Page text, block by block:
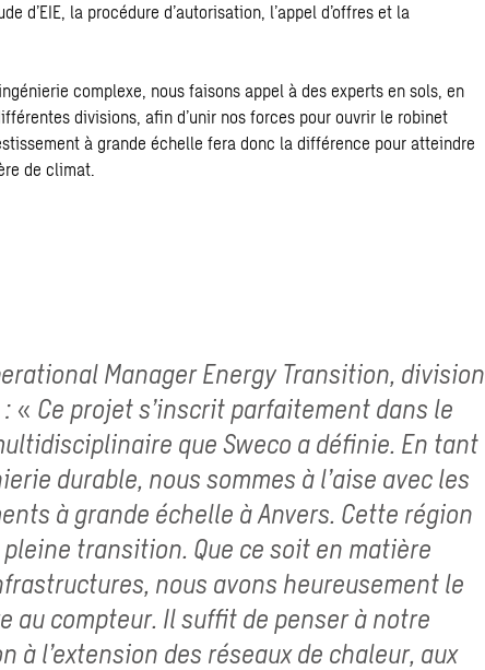
d’EIE, la procédure d’autorisation, l’appel d’offres et la
complexe, nous faisons appel à des experts en sols, en
divisions, afin d’unir nos forces pour ouvrir le robinet
à grande échelle fera donc la différence pour atteindre
de climat.
Manager Energy Transition, division
« Ce projet s’inscrit parfaitement dans le
que Sweco a définie. En tant
durable, nous sommes à l’aise avec les
à grande échelle à Anvers. Cette région
transition. Que ce soit en matière
nous avons heureusement le
au compteur. Il suffit de penser à notre
l’extension des réseaux de chaleur, aux